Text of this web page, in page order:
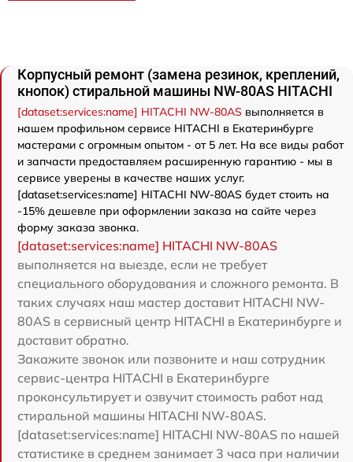
Корпусный ремонт (замена резинок, креплений,
кнопок) стиральной машины NW-80AS HITACHI
[dataset:services:name] HITACHI NW-80AS выполняется в
нашем профильном сервисе HITACHI в Екатеринбурге
мастерами с огромным опытом - от 5 лет. На все виды работ
и запчасти предоставляем расширенную гарантию - мы в
сервисе уверены в качестве наших услуг.
[dataset:services:name] HITACHI NW-80AS будет стоить на
-15% дешевле при оформлении заказа на сайте через
форму заказа звонка.
[dataset:services:name] HITACHI NW-80AS
выполняется на выезде, если не требует
специального оборудования и сложного ремонта. В
таких случаях наш мастер доставит HITACHI NW-
80AS в сервисный центр HITACHI в Екатеринбурге и
доставит обратно.
Закажите звонок или позвоните и наш сотрудник
сервис-центра HITACHI в Екатеринбурге
проконсультирует и озвучит стоимость работ над
стиральной машины HITACHI NW-80AS.
[dataset:services:name] HITACHI NW-80AS по нашей
статистике в среднем занимает 3 часа при наличии